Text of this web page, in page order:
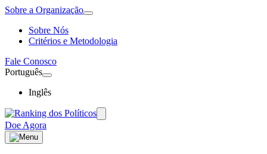
Sobre a Organização
Sobre Nós
Critérios e Metodologia
Fale Conosco
Português
Inglês
Doe Agora